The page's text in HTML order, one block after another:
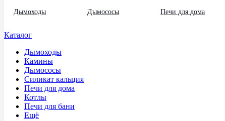
Дымоходы Дымососы Печи для дома
Каталог
Дымоходы
Камины
Дымососы
Силикат кальция
Печи для дома
Котлы
Печи для бани
Ещё